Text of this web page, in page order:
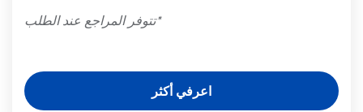
*تتوفر المراجع عند الطلب
اعرفي أكثر